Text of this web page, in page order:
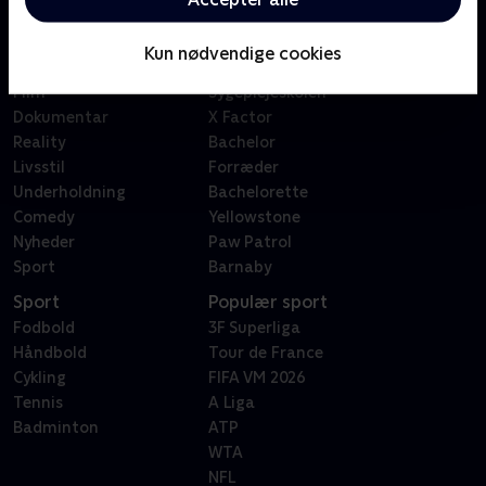
Kun nødvendige cookies
Kategorier
Film
Dokumentar
Reality
Livsstil
Underholdning
Comedy
Nyheder
Sport
Badehotellet
Sygeplejeskolen
X Factor
Bachelor
Forræder
Bachelorette
Yellowstone
Paw Patrol
Barnaby
Sport
Fodbold
Håndbold
Cykling
Tennis
Badminton
Populær sport
3F Superliga
Tour de France
FIFA VM 2026
A Liga
ATP
WTA
NFL